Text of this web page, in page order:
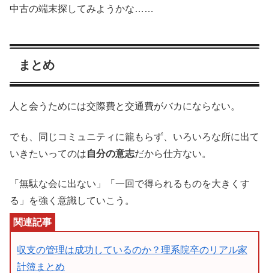
中古の端末探してみようかな……
まとめ
人と会うためには交際費と交通費がバカにならない。
でも、同じコミュニティに籠もらず、いろいろな所に出て
いきたいってのは自分の意志だから仕方ない。
「無駄な会に出ない」「一回で得られるものを大きくす
る」を強く意識していこう。
収支の管理は成功しているのか？理系院卒のリアル家
計簿まとめ